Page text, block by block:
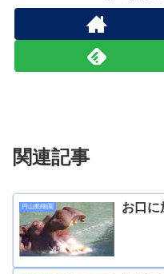
関連記事
円山動物園 お口に